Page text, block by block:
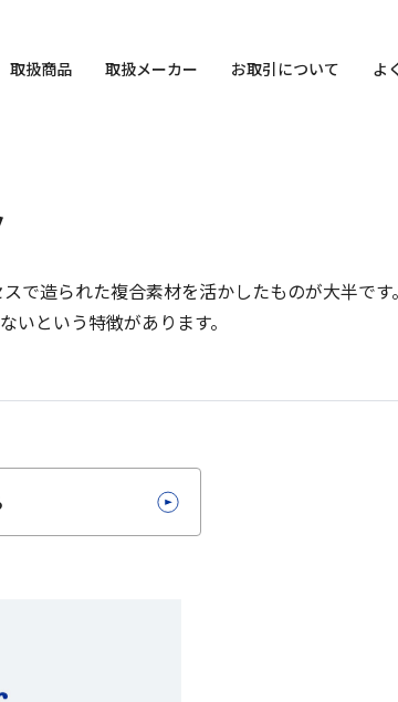
取扱商品 取扱メーカー お取引について よ
で造られた複合素材を活かしたものが大半で
いという特徴があります。